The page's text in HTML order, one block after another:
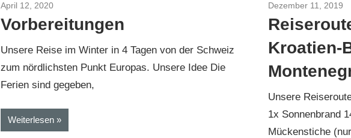
April 12, 2020
Vorbereitungen
Unsere Reise im Winter in 4 Tagen von der Schweiz
zum nördlichsten Punkt Europas. Unsere Idee Die
Ferien sind gegeben,
Weiterlesen
Dezember 11, 2019
Kroatien-
Unsere
1x Sonnenbrand
Mückenstiche